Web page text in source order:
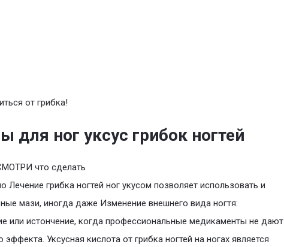
от грибка!
для ног уксус грибок ногтей
что сделать
Лечение грибка ногтей ног укусом позволяет использовать и
мази, иногда даже Изменение внешнего вида ногтя:
или истончение, когда профессиональные медикаменты не дают
Уксусная кислота от грибка ногтей на ногах является